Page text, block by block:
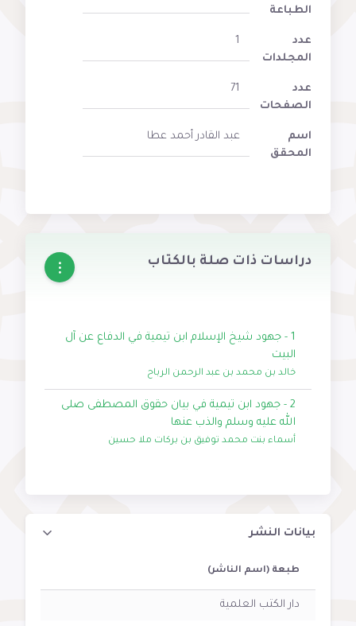
الطباعة
عدد
المجلدات
1
عدد
الصفحات
71
اسم
المحقق
عبد القادر أحمد عطا
دراسات ذات صلة بالكتاب
1 - جهود شيخ الإسلام ابن تيمية في الدفاع عن آل
البيت
خالد بن محمد بن عبد الرحمن الرباح
2 - جهود ابن تيمية في بيان حقوق المصطفى صلى
الله عليه وسلم والذب عنها
أسماء بنت محمد توفيق بن بركات ملا حسين
بيانات النشر
طبعة (اسم الناشر)
دار الكتب العلمية